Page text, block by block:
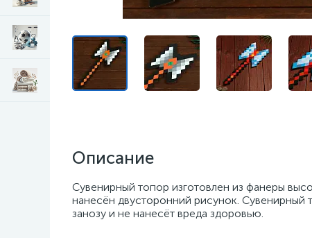
Описание
Сувенирный топор изготовлен из фанеры
нанесён двусторонний рисунок. Сувенирный
занозу и не нанесёт вреда здоровью.